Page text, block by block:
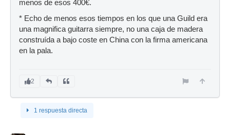
menos de esos 400€.
* Echo de menos esos tiempos en los que una Guild era
una magnifica guitarra siempre, no una caja de madera
construída a bajo coste en China con la firma americana
en la pala.
2
1 respuesta directa